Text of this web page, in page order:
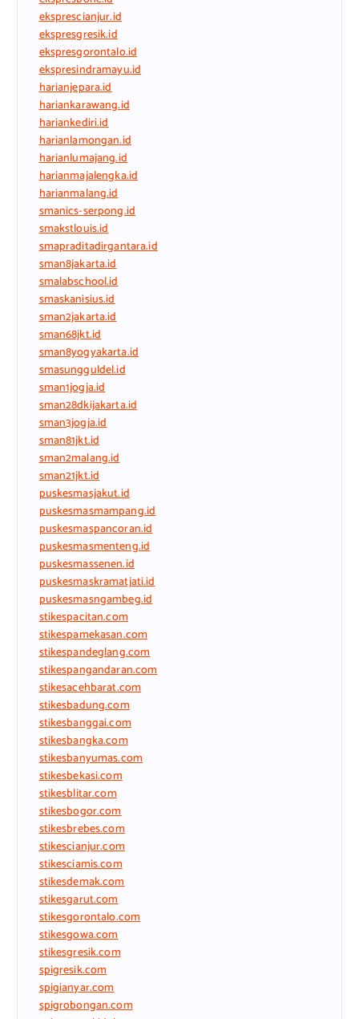
eksprescianjur.id
ekspresgresik.id
ekspresgorontalo.id
ekspresindramayu.id
harianjepara.id
hariankarawang.id
hariankediri.id
harianlamongan.id
harianlumajang.id
harianmajalengka.id
harianmalang.id
smanics-serpong.id
smakstlouis.id
smapraditadirgantara.id
sman8jakarta.id
smalabschool.id
smaskanisius.id
sman2jakarta.id
sman68jkt.id
sman8yogyakarta.id
smasungguldel.id
sman1jogja.id
sman28dkijakarta.id
sman3jogja.id
sman81jkt.id
sman2malang.id
sman21jkt.id
puskesmasjakut.id
puskesmasmampang.id
puskesmaspancoran.id
puskesmasmenteng.id
puskesmassenen.id
puskesmaskramatjati.id
puskesmasngambeg.id
stikespacitan.com
stikespamekasan.com
stikespandeglang.com
stikespangandaran.com
stikesacehbarat.com
stikesbadung.com
stikesbanggai.com
stikesbangka.com
stikesbanyumas.com
stikesbekasi.com
stikesblitar.com
stikesbogor.com
stikesbrebes.com
stikescianjur.com
stikesciamis.com
stikesdemak.com
stikesgarut.com
stikesgorontalo.com
stikesgowa.com
stikesgresik.com
spigresik.com
spigianyar.com
spigrobongan.com